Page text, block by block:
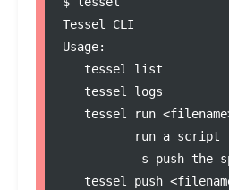
Tessel CLI
Usage:
   tessel list
   tessel logs
tessel run
run a script
-s push the
tessel push